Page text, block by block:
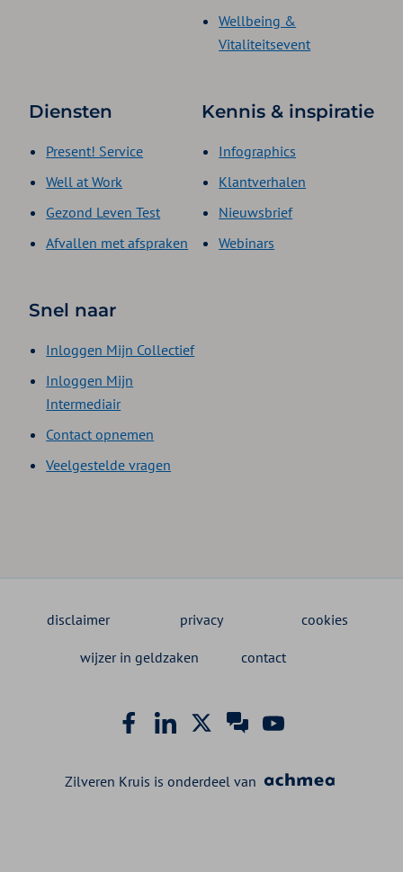
Wellbeing &
Vitaliteitsevent
Diensten
Present! Service
Well at Work
Gezond Leven Test
Afvallen met afspraken
Kennis & inspiratie
Infographics
Klantverhalen
Nieuwsbrief
Webinars
Snel naar
Inloggen Mijn Collectief
Inloggen Mijn
Intermediair
Contact opnemen
Veelgestelde vragen
disclaimer privacy cookies
wijzer in geldzaken contact
Zilveren Kruis is onderdeel van